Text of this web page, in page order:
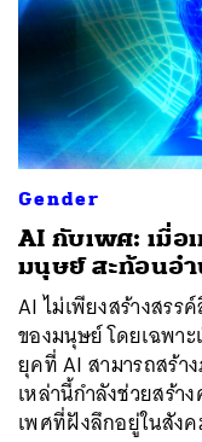
Gender
AI กับเพศ: เมื่อ
มนุษย์ สะท้อนอำ
AI ไม่เพียงสร้างสรร
ของมนุษย์ โดยเฉพา
ยุคที่ AI สามารถสร้าง
เหล่านี้กำลังช่วยสร้า
เพศที่ฝังลึกอยู่ในสัง